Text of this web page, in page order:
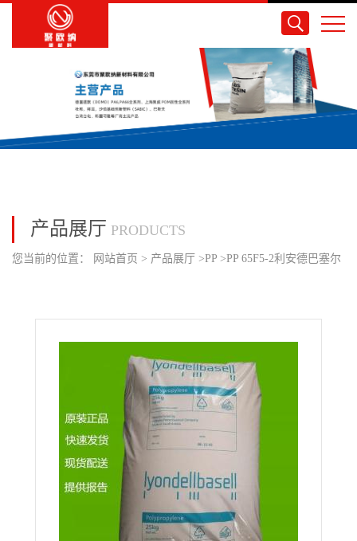
产品展厅 PRODUCTS
您当前的位置： 网站首页 > 产品展厅 >PP >PP 65F5-2利安德巴塞尔